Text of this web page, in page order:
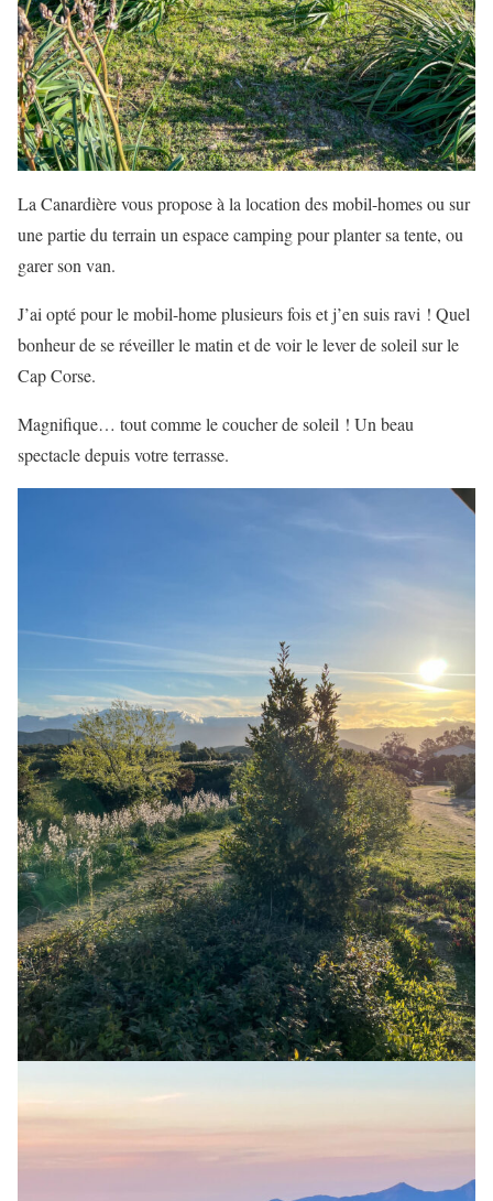
La Canardière vous propose à la location des mobil-homes ou sur
une partie du terrain un espace camping pour planter sa tente, ou
garer son van.
J’ai opté pour le mobil-home plusieurs fois et j’en suis ravi ! Quel
bonheur de se réveiller le matin et de voir le lever de soleil sur le
Cap Corse.
Magnifique… tout comme le coucher de soleil ! Un beau
spectacle depuis votre terrasse.